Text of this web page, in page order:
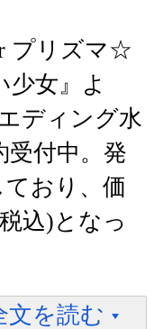
プリズマ☆
少女』よ
ディング水
受付中。発
ており、価
込)となっ
文を読む